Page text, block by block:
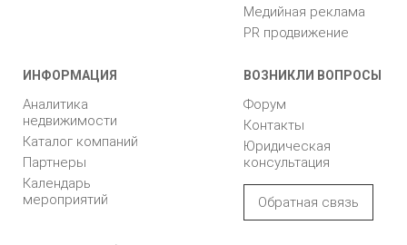
Медийная реклама
PR продвижение
ИНФОРМАЦИЯ
Аналитика
недвижимости
Каталог компаний
Партнеры
Календарь
мероприятий
ВОЗНИКЛИ ВОПРОСЫ
Форум
Контакты
Юридическая
консультация
Обратная связь